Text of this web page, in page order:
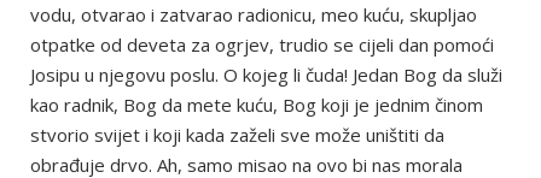
vodu, otvarao i zatvarao radionicu, meo kuću, skupljao
otpatke od deveta za ogrjev, trudio se cijeli dan pomoći
Josipu u njegovu poslu. O kojeg li čuda! Jedan Bog da služi
kao radnik, Bog da mete kuću, Bog koji je jednim činom
stvorio svijet i koji kada zaželi sve može uništiti da
obrađuje drvo. Ah, samo misao na ovo bi nas morala